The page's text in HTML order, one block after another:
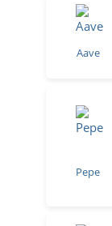
Aave
Pepe